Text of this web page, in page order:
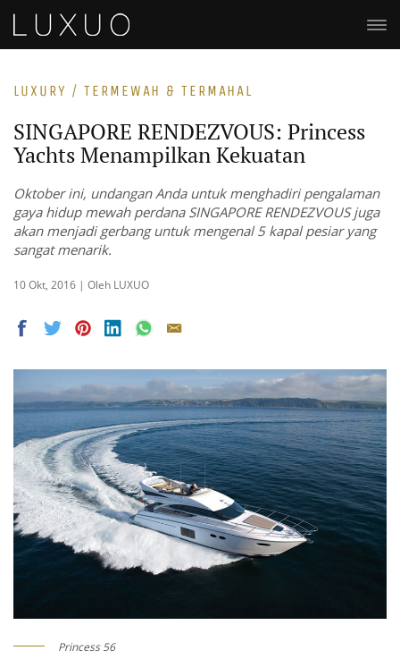
LUXURY / TERMEWAH & TERMAHAL
SINGAPORE RENDEZVOUS: Princess
Yachts Menampilkan Kekuatan
Oktober ini, undangan Anda untuk menghadiri pengalaman
gaya hidup mewah perdana SINGAPORE RENDEZVOUS juga
akan menjadi gerbang untuk mengenal 5 kapal pesiar yang
sangat menarik.
10 Okt, 2016 | Oleh LUXUO
Princess 56